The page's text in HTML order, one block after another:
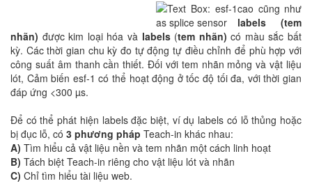
cao cũng như
labels (tem
nhãn) được kim loại hóa và labels(tem nhãn) có màu sắc bất
kỳ. Các thời gian chu kỳ đo tự động tự điều chỉnh để phù hợp với
công suất âm thanh cần thiết. Đối với tem nhãn mỏng và vật liệu
lót, Cảm biến esf-1 có thể hoạt động ở tốc độ tối đa, với thời gian
đáp ứng <300 µs.
Để có thể phát hiện labels đặc biệt, ví dụ labels có lỗ thủng hoặc
bị đục lỗ, có 3 phương pháp Teach-in khác nhau:
A) Tìm hiểu cả vật liệu nền và tem nhãn một cách linh hoạt
B) Tách biệt Teach-in riêng cho vật liệu lót và nhãn
C) Chỉ tìm hiểu tài liệu web.